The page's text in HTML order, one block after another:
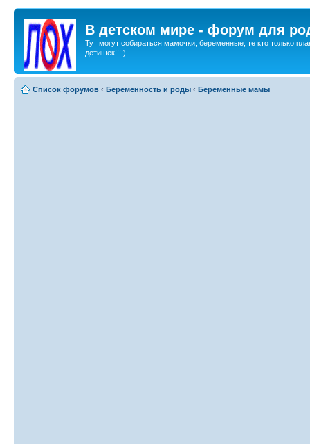
В детском мире - форум для
Тут могут собираться мамочки, беременные, те кто только
детишек!!!:)
Список форумов ‹ Беременность и роды ‹ Беременные мамы